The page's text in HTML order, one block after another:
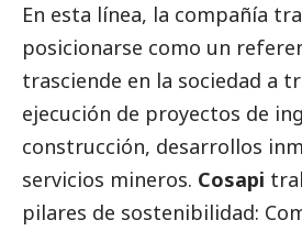
En esta línea, la compañía
posicionarse como un
trasciende en la sociedad a
ejecución de proyectos de
construcción, desarrollos
servicios mineros. Cosapi
pilares de sostenibilidad: